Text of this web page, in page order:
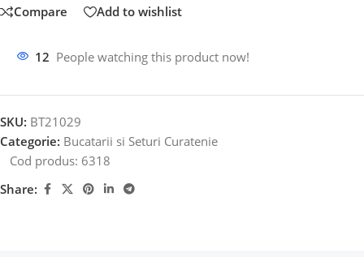
Compare Add to wishlist
12 People watching this product now!
SKU: BT21029
Categorie: Bucatarii si Seturi Curatenie
Cod produs: 6318
Share: